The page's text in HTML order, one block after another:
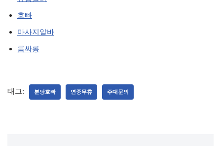
호빠
마사지알바
룸싸롱
태그: 분당호빠 연중무휴 주대문의